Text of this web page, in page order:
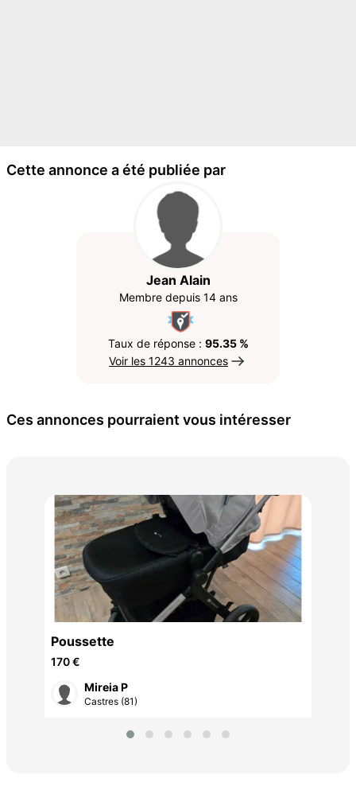
Cette annonce a été publiée par
Jean Alain
Membre depuis 14 ans
Taux de réponse : 95.35 %
Voir les 1243 annonces
Ces annonces pourraient vous intéresser
Poussette
170 €
Mireia P
Castres (81)